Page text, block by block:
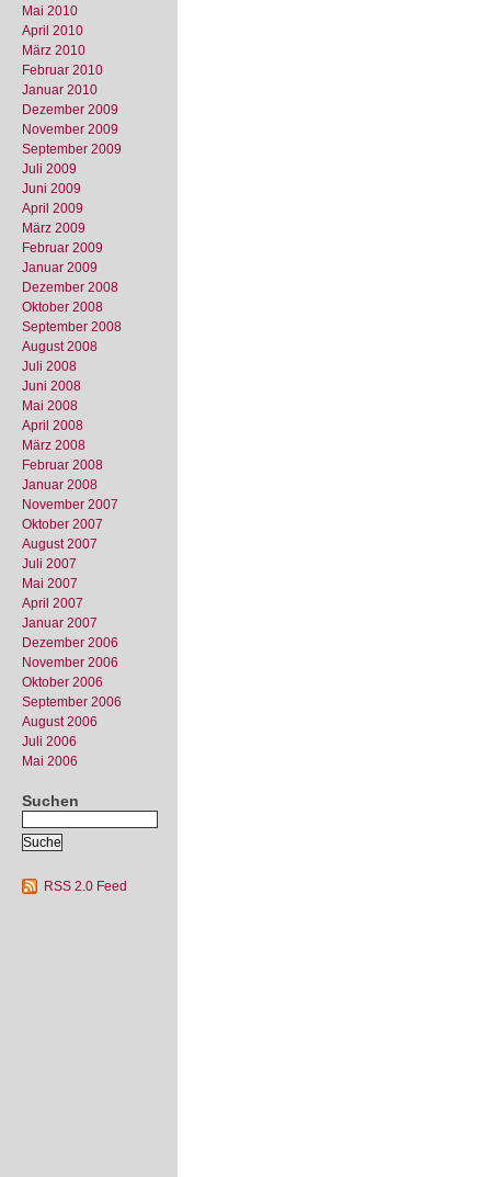
Mai 2010
April 2010
März 2010
Februar 2010
Januar 2010
Dezember 2009
November 2009
September 2009
Juli 2009
Juni 2009
April 2009
März 2009
Februar 2009
Januar 2009
Dezember 2008
Oktober 2008
September 2008
August 2008
Juli 2008
Juni 2008
Mai 2008
April 2008
März 2008
Februar 2008
Januar 2008
November 2007
Oktober 2007
August 2007
Juli 2007
Mai 2007
April 2007
Januar 2007
Dezember 2006
November 2006
Oktober 2006
September 2006
August 2006
Juli 2006
Mai 2006
Suchen
RSS 2.0 Feed